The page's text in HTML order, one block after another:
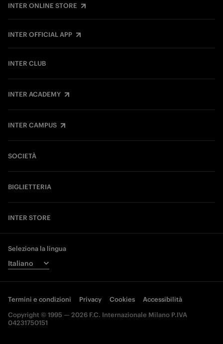
INTER ONLINE STORE
INTER OFFICIAL APP
INTER CLUB
INTER ACADEMY
INTER CAMPUS
SOCIETÀ
BIGLIETTERIA
INTER STORE
Seleziona la lingua
Termini e condizioni Privacy Cookies
Accessibilità
Copyright © 1995 — 2026 F.C. Internazionale Milano P.IVA
04231750151